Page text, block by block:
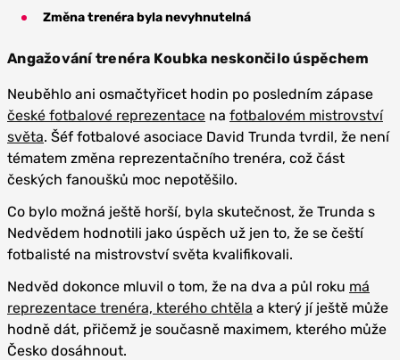
Změna trenéra byla nevyhnutelná
Angažování trenéra Koubka neskončilo úspěchem
Neuběhlo ani osmačtyřicet hodin po posledním zápase
české fotbalové reprezentace na fotbalovém mistrovství
světa. Šéf fotbalové asociace David Trunda tvrdil, že není
tématem změna reprezentačního trenéra, což část
českých fanoušků moc nepotěšilo.
Co bylo možná ještě horší, byla skutečnost, že Trunda s
Nedvědem hodnotili jako úspěch už jen to, že se čeští
fotbalisté na mistrovství světa kvalifikovali.
Nedvěd dokonce mluvil o tom, že na dva a půl roku má
reprezentace trenéra, kterého chtěla a který jí ještě může
hodně dát, přičemž je současně maximem, kterého může
Česko dosáhnout.